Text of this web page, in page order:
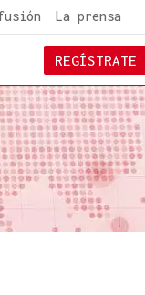
La prensa
REGÍSTRATE